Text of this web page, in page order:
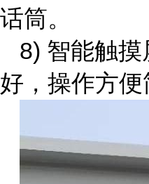
话筒。
8) 智能触
好，操作方便